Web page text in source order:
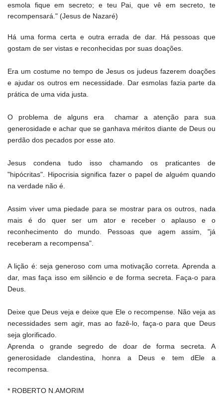
esmola fique em secreto; e teu Pai, que vê em secreto, te
recompensará." (Jesus de Nazaré)
Há uma forma certa e outra errada de dar. Há pessoas que
gostam de ser vistas e reconhecidas por suas doações.
Era um costume no tempo de Jesus os judeus fazerem doações
e ajudar os outros em necessidade. Dar esmolas fazia parte da
prática de uma vida justa.
O problema de alguns era chamar a atenção para sua
generosidade e achar que se ganhava méritos diante de Deus ou
perdão dos pecados por esse ato.
Jesus condena tudo isso chamando os praticantes de
"hipócritas". Hipocrisia significa fazer o papel de alguém quando
na verdade não é.
Assim viver uma piedade para se mostrar para os outros, nada
mais é do quer ser um ator e receber o aplauso e o
reconhecimento do mundo. Pessoas que agem assim, "já
receberam a recompensa".
A lição é: seja generoso com uma motivação correta. Aprenda a
dar, mas faça isso em silêncio e de forma secreta. Faça-o para
Deus.
Deixe que Deus veja e deixe que Ele o recompense. Não veja as
necessidades sem agir, mas ao fazê-lo, faça-o para que Deus
seja glorificado.
Aprenda o grande segredo de doar de forma secreta. A
generosidade clandestina, honra a Deus e tem dEle a
recompensa.
* ROBERTO N.AMORIM